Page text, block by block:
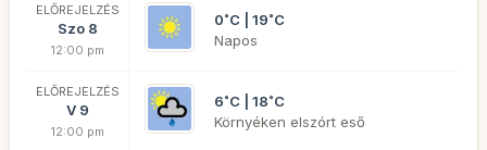
ELŐREJELZÉS
Szo 8
12:00 pm
0˚C | 19˚C
Napos
ELŐREJELZÉS
V 9
12:00 pm
6˚C | 18˚C
Környéken elszórt eső